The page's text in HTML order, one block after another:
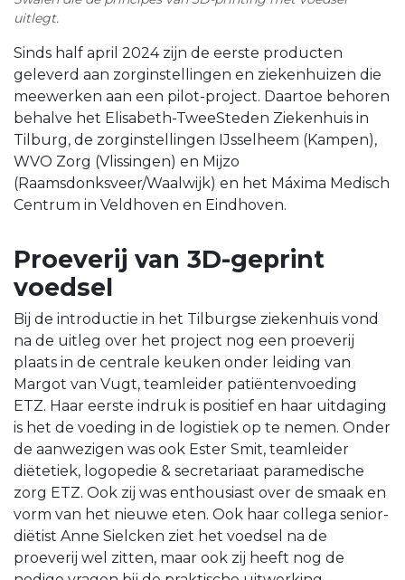
uitlegt.
Sinds half april 2024 zijn de eerste producten
geleverd aan zorginstellingen en ziekenhuizen die
meewerken aan een pilot-project. Daartoe behoren
behalve het Elisabeth-TweeSteden Ziekenhuis in
Tilburg, de zorginstellingen IJsselheem (Kampen),
WVO Zorg (Vlissingen) en Mijzo
(Raamsdonksveer/Waalwijk) en het Máxima Medisch
Centrum in Veldhoven en Eindhoven.
Proeverij van 3D-geprint
voedsel
Bij de introductie in het Tilburgse ziekenhuis vond
na de uitleg over het project nog een proeverij
plaats in de centrale keuken onder leiding van
Margot van Vugt, teamleider patiëntenvoeding
ETZ. Haar eerste indruk is positief en haar uitdaging
is het de voeding in de logistiek op te nemen. Onder
de aanwezigen was ook Ester Smit, teamleider
diëtetiek, logopedie & secretariaat paramedische
zorg ETZ. Ook zij was enthousiast over de smaak en
vorm van het nieuwe eten. Ook haar collega senior-
diëtist Anne Sielcken ziet het voedsel na de
proeverij wel zitten, maar ook zij heeft nog de